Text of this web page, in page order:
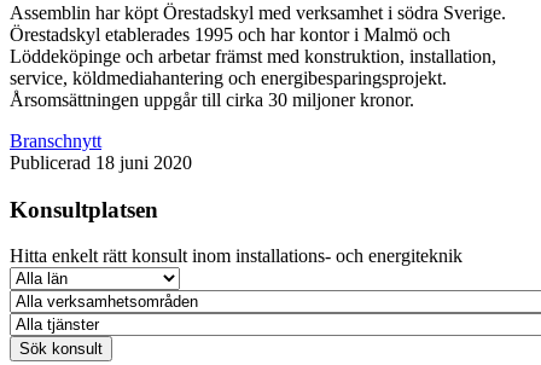
Assemblin har köpt Örestadskyl med verksamhet i södra Sverige.
Örestadskyl etablerades 1995 och har kontor i Malmö och
Löddeköpinge och arbetar främst med konstruktion, installation,
service, köldmediahantering och energibesparingsprojekt.
Årsomsättningen uppgår till cirka 30 miljoner kronor.
Branschnytt
Publicerad 18 juni 2020
Konsultplatsen
Hitta enkelt rätt konsult inom installations- och energiteknik